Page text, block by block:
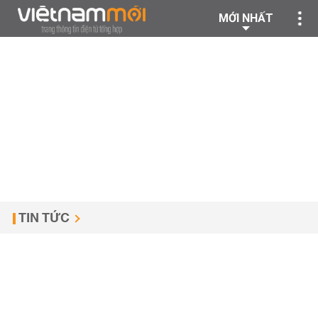
MỚI NHẤT
TIN TỨC